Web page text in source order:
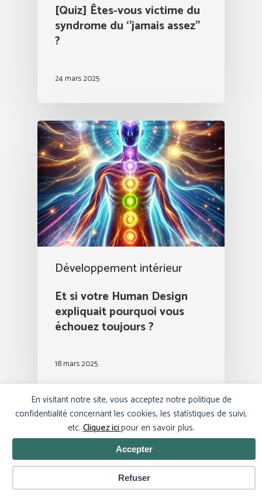
En visitant notre site, vous acceptez notre politique de
confidentialité concernant les cookies, les statistiques de suivi,
etc.Cliquez icipour en savoir plus.
Accepter
Refuser
[Quiz] Êtes-vous victime du
syndrome du ‘’jamais assez’’
?
24 mars 2025
Développement intérieur
Et si votre Human Design
expliquait pourquoi vous
échouez toujours ?
18 mars 2025